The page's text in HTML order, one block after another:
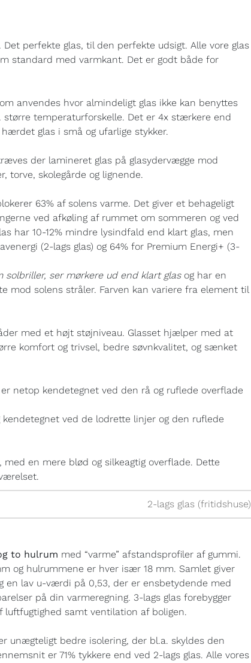
perfekte glas, til den perfekte udsigt. Alle vore glas
standard med varmkant. Det er godt både for
anvendes hvor almindeligt glas ikke kan benyttes
større temperaturforskelle. Det er 4x stærkere end
glas i små og ufarlige stykker.
der lamineret glas på glasydervægge mod
torve, skolegårde og lignende.
63% af solens varme. Det giver et behageligt
ved afkøling af rummet om sommeren og ved
har 10-12% mindre lysindfald end klart glas, men
(2-lags glas) og 64% for Premium Energi+ (3-
ser mørkere ud end klart glasog har en
mod solens stråler. Farven kan variere fra element til
med et højt støjniveau. Glasset hjælper med at
komfort og trivsel, bedre søvnkvalitet, og sænket
netop kendetegnet ved den rå og ruflede overflade
ved de lodrette linjer og den ruflede
en mere blød og silkeagtig overflade. Dette
2-lags glas (fritidshuse)
to hulrum med “varme” afstandsprofiler af gummi.
og hulrummene er hver især 18 mm. Samlet giver
en lav u-værdi på 0,53, der er ensbetydende med
på din varmeregning. 3-lags glas forebygger
samt ventilation af boligen.
unægteligt bedre isolering, der bl.a. skyldes den
er 71% tykkere end ved 2-lags glas. Alle vores